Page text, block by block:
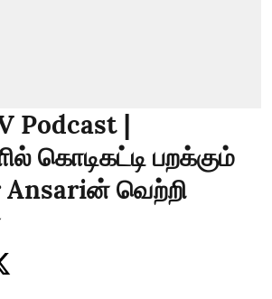
Podcast |
கொடிகட்டி பறக்கும்
Ansariன் வெற்றி